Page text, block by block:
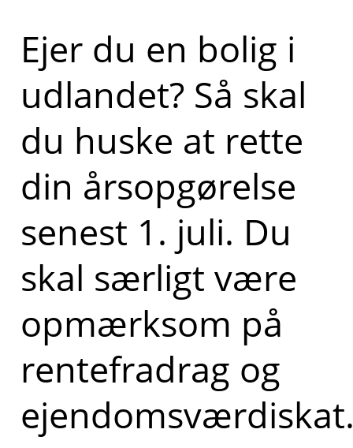
Ejer du en bolig i
udlandet? Så skal
du huske at rette
din årsopgørelse
senest 1. juli. Du
skal særligt være
opmærksom på
rentefradrag og